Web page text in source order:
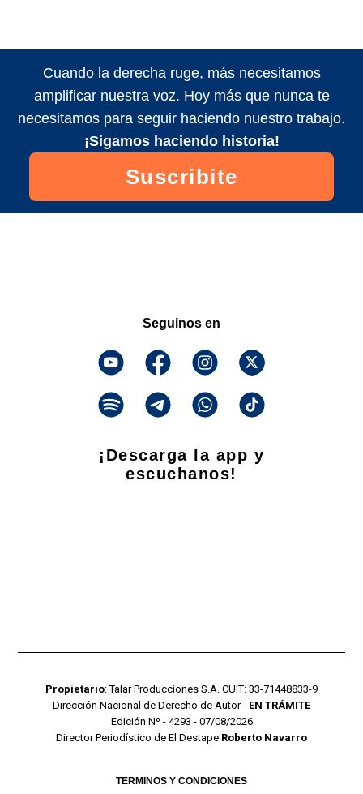
Cuando la derecha ruge, más necesitamos
amplificar nuestra voz. Hoy más que nunca te
necesitamos para seguir haciendo nuestro trabajo.
¡Sigamos haciendo historia!
Suscribite
Seguinos en
¡Descarga la app y
escuchanos!
Propietario: Talar Producciones S.A. CUIT: 33-71448833-9
Dirección Nacional de Derecho de Autor - EN TRÁMITE
Edición Nº - 4293 - 07/08/2026
Director Periodístico de El Destape Roberto Navarro
TERMINOS Y CONDICIONES